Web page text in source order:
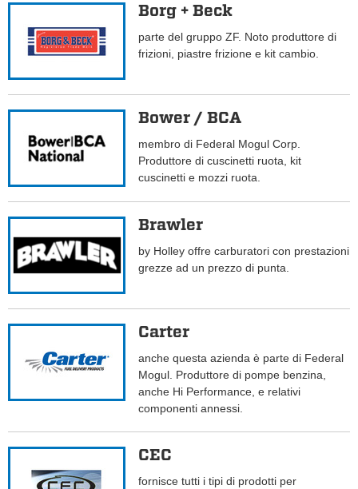
Borg + Beck
parte del gruppo ZF. Noto produttore di
frizioni, piastre frizione e kit cambio.
Bower / BCA
membro di Federal Mogul Corp.
Produttore di cuscinetti ruota, kit
cuscinetti e mozzi ruota.
Brawler
by Holley offre carburatori con prestazioni
grezze ad un prezzo di punta.
Carter
anche questa azienda è parte di Federal
Mogul. Produttore di pompe benzina,
anche Hi Performance, e relativi
componenti annessi.
CEC
fornisce tutti i tipi di prodotti per